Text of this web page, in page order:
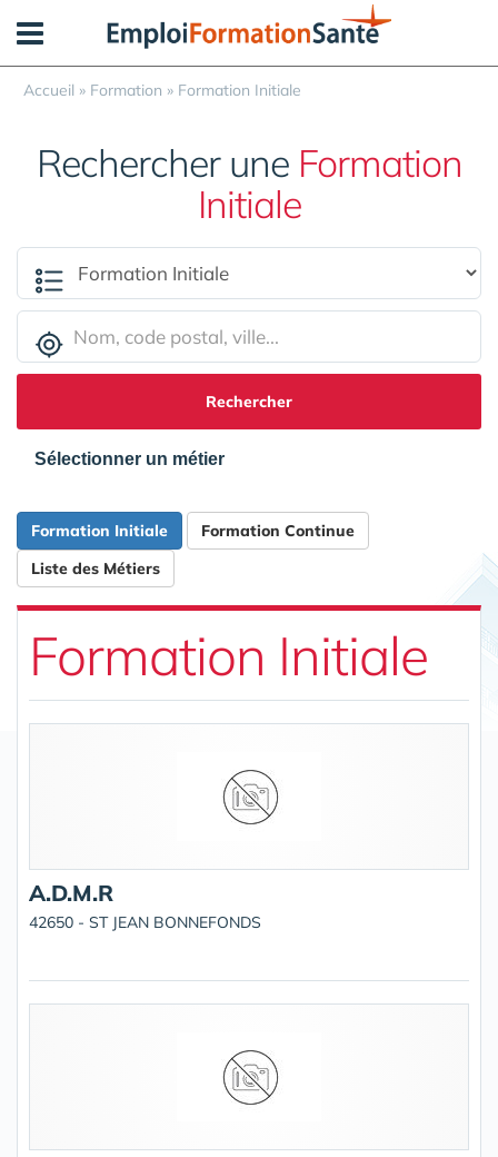
Accueil » Formation » Formation Initiale
Rechercher une Formation
Initiale
Rechercher
Sélectionner un métier
Formation Initiale
Formation Continue
Liste des Métiers
Formation Initiale
A.D.M.R
42650 - ST JEAN BONNEFONDS